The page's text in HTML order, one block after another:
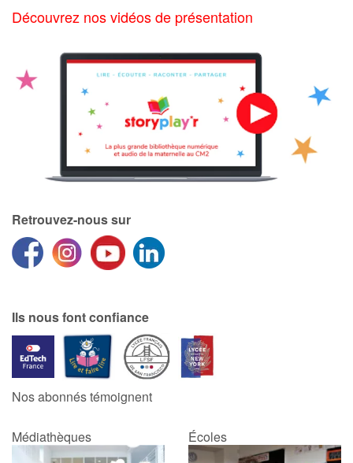
Découvrez nos vidéos de présentation
Retrouvez-nous sur
Ils nous font confiance
Nos abonnés témoignent
Médiathèques Écoles